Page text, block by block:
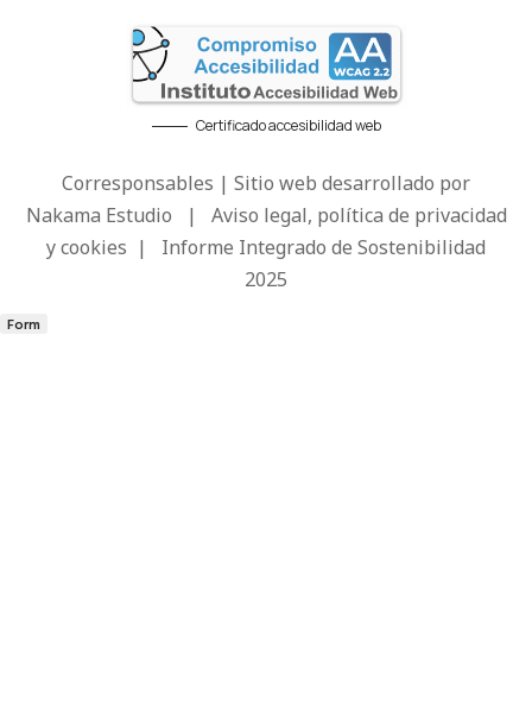
Certificado accesibilidad web
Corresponsables | Sitio web desarrollado por
Nakama Estudio | Aviso legal, política de privacidad
y cookies | Informe Integrado de Sostenibilidad
2025
Form